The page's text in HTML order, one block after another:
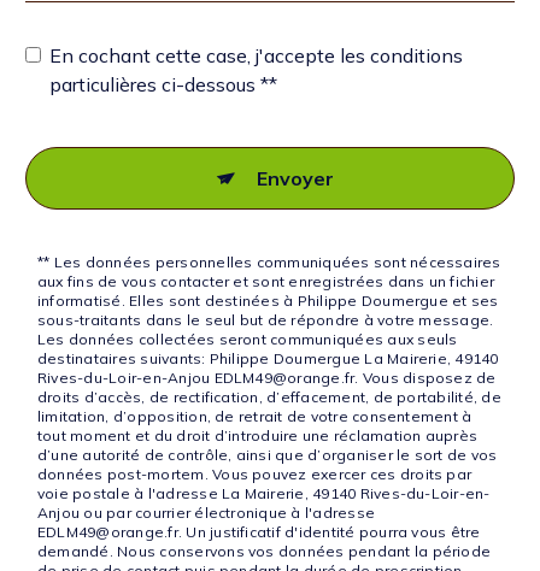
En cochant cette case, j'accepte les conditions
particulières ci-dessous **
Envoyer
** Les données personnelles communiquées sont nécessaires
aux fins de vous contacter et sont enregistrées dans un fichier
informatisé. Elles sont destinées à Philippe Doumergue et ses
sous-traitants dans le seul but de répondre à votre message.
Les données collectées seront communiquées aux seuls
destinataires suivants: Philippe Doumergue La Mairerie, 49140
Rives-du-Loir-en-Anjou EDLM49@orange.fr. Vous disposez de
droits d’accès, de rectification, d’effacement, de portabilité, de
limitation, d’opposition, de retrait de votre consentement à
tout moment et du droit d’introduire une réclamation auprès
d’une autorité de contrôle, ainsi que d’organiser le sort de vos
données post-mortem. Vous pouvez exercer ces droits par
voie postale à l'adresse La Mairerie, 49140 Rives-du-Loir-en-
Anjou ou par courrier électronique à l'adresse
EDLM49@orange.fr. Un justificatif d'identité pourra vous être
demandé. Nous conservons vos données pendant la période